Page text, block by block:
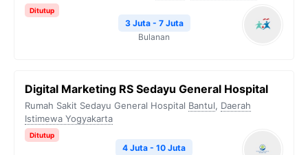
Ditutup
3 Juta - 7 Juta
Bulanan
Digital Marketing RS Sedayu General Hospital
Rumah Sakit Sedayu General Hospital Bantul, Daerah
Istimewa Yogyakarta
Ditutup
4 Juta - 10 Juta